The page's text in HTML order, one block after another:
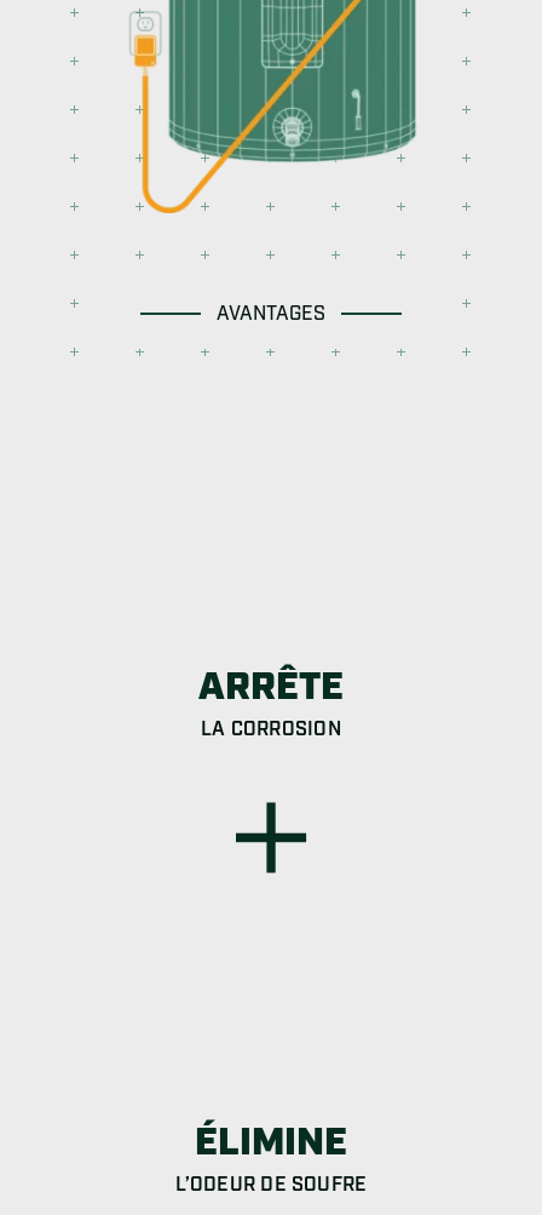
AVANTAGES
ARRÊTE
LA CORROSION
ÉLIMINE
L’ODEUR DE SOUFRE